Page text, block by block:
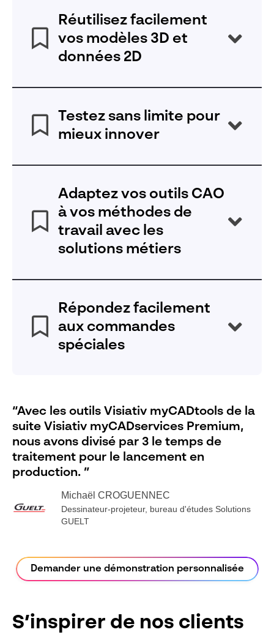
Réutilisez facilement
vos modèles 3D et
données 2D
conception des projets futurs.
Testez sans limite pour
mieux innover
de vos produits et machines dans des délais très
courts, en parallèle du processus de conception.
Puis visualisez simplement les résultats afin de
prendre les bonnes décisions et promouvoir votre
expertise.
Adaptez vos outils CAO
à vos méthodes de
travail avec les
solutions métiers
respectant les règles métiers, en réduisant les
pertes matières et en facilitant la mise en
production.
Répondez facilement
aux commandes
spéciales
la création des mises en plan de fabrication et
documents de vente.
“Avec les outils Visiativ myCADtools de la
suite Visiativ myCADservices Premium,
nous avons divisé par 3 le temps de
traitement pour le lancement en
production. ”
Michaël CROGUENNEC
Dessinateur-projeteur, bureau d'études Solutions
GUELT
Demander une démonstration personnalisée
S’inspirer de nos clients